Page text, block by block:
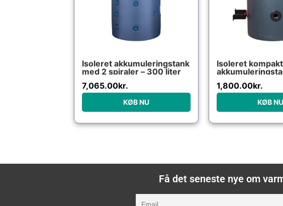
Isoleret akkumuleringstank
med 2 spiraler – 300 liter
7,065.00kr.
KØB NU
Isoleret kompakt
1,800.00kr.
KØB NU
Få det seneste nye om